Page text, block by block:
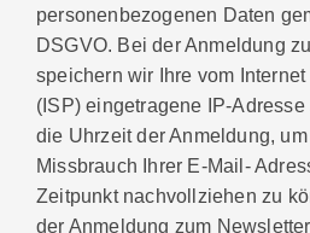
personenbezogenen Daten
DSGVO. Bei der Anmeldung
speichern wir Ihre vom
(ISP) eingetragene IP-
die Uhrzeit der Anmeldung,
Missbrauch Ihrer E-Mail-
Zeitpunkt nachvollziehen zu
der Anmeldung zum